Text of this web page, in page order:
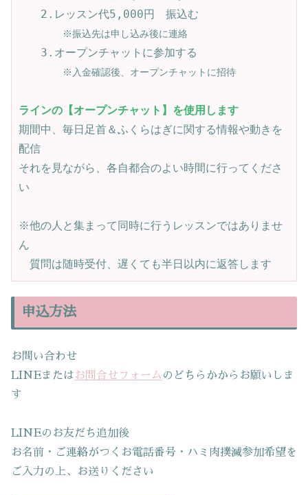
2.レッスン代5,000円　振込む
※振込先は申し込み後に連絡
3.オープンチャットに参加する
※入金確認後、オープンチャットに招待
ラインの【オープンチャット】を使用します
期間中、毎日足首＆ふくらはぎに関する情報や動きを
配信
それを見ながら、各自都合のよい時間に行ってくださ
い
※他の人と集まって同時に行うレッスンではありませ
ん
質問は随時受付、遅くても半日以内に返答します
申込方法
お問い合わせ
LINEまたはお問合せフォーム のどちらかからお願いしま
す
LINEのお友だち追加後
お名前・ご連絡がつくお電話番号・ハミ肉撲滅参加希望を
ご入力の上、お送りください